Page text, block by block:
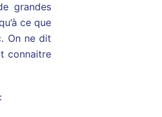
grandes
ce que
On ne dit
connaitre